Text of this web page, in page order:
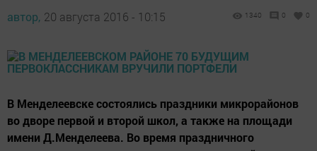
автор, 20 августа 2016 - 10:15 1340 0 0
В Менделеевске состоялись праздники микрорайонов
во дворе первой и второй школ, а также на площади
имени Д.Менделеева. Во время праздничного